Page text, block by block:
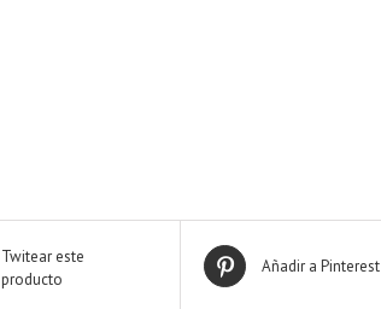
Twitear este
producto
Añadir a Pinterest